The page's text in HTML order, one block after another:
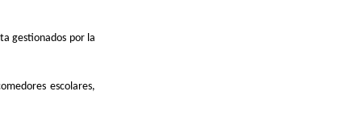
gestionados por la
escolares,